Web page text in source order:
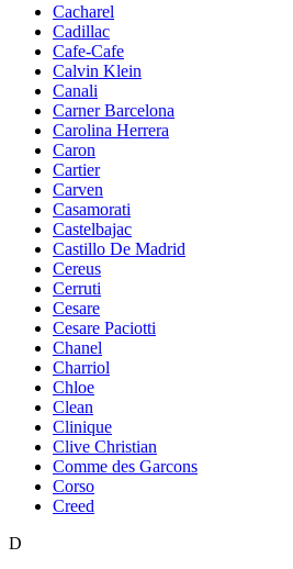
Cacharel
Cadillac
Cafe-Cafe
Calvin Klein
Canali
Carner Barcelona
Carolina Herrera
Caron
Cartier
Carven
Casamorati
Castelbajac
Castillo De Madrid
Cereus
Cerruti
Cesare
Cesare Paciotti
Chanel
Charriol
Chloe
Clean
Clinique
Clive Christian
Comme des Garcons
Corso
Creed
D